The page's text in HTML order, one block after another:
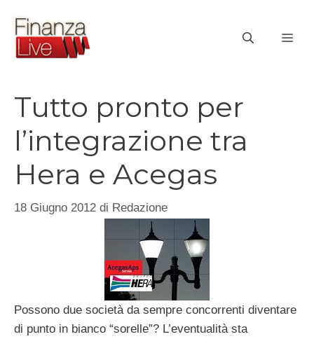
contenuto
Tutto pronto per
l’integrazione tra
Hera e Acegas
18 Giugno 2012 di Redazione
Possono due società da sempre concorrenti diventare
di punto in bianco “sorelle”? L’eventualità sta